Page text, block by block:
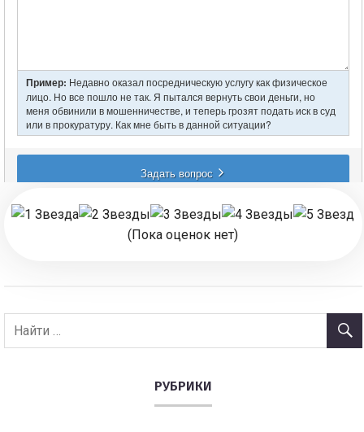
(Пока оценок нет)
РУБРИКИ